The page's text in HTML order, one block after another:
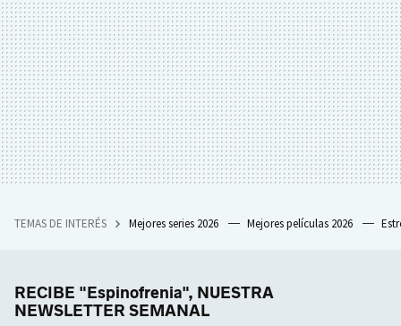
TEMAS DE INTERÉS Mejores series 2026 Mejores películas 2026
RECIBE "Espinofrenia", NUESTRA
NEWSLETTER SEMANAL